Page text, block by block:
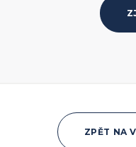
ZPĚT NA